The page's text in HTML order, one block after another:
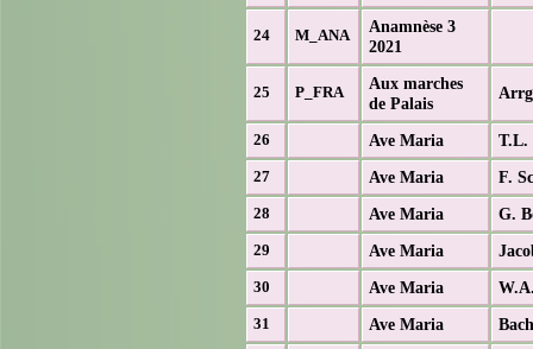
24 M_ANA
Anamnèse 3
2021
25 P_FRA
Aux marches
de Palais
26 Ave Maria T.L.
27 Ave Maria F.
28 Ave Maria G.
29 Ave Maria
30 Ave Maria
31 Ave Maria